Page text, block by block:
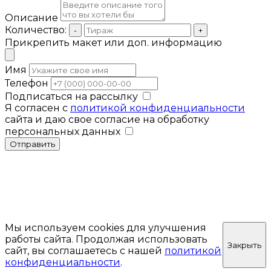
Описание
Количество:
- +
Прикрепить макет или доп. информацию
Имя
Телефон
Подписаться на рассылку
Я согласен с политикой конфиденциальности
сайта и даю свое согласие на обработку
персональных данных
Отправить
Мы используем cookies для улучшения
работы сайта. Продолжая использовать
сайт, вы соглашаетесь с нашей политикой
конфиденциальности.
Закрыть